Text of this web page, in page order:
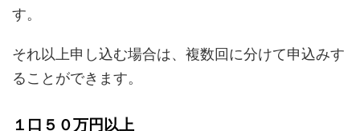
す。
それ以上申し込む場合は、複数回に分けて申込みす
ることができます。
１口５０万円以上